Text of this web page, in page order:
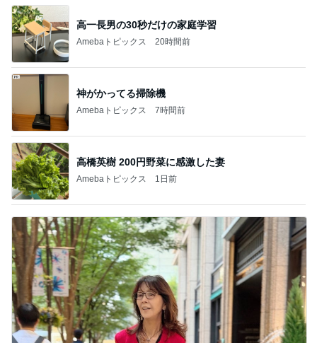
高一長男の30秒だけの家庭学習
Amebaトピックス 20時間前
神がかってる掃除機
Amebaトピックス 7時間前
高橋英樹 200円野菜に感激した妻
Amebaトピックス 1日前